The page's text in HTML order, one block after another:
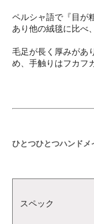
ペルシャ語で『目が
あり他の絨毯に比べ、
毛足が長く厚みがあ
め、手触りはフカフ
ひとつひとつハンドメ
スペック